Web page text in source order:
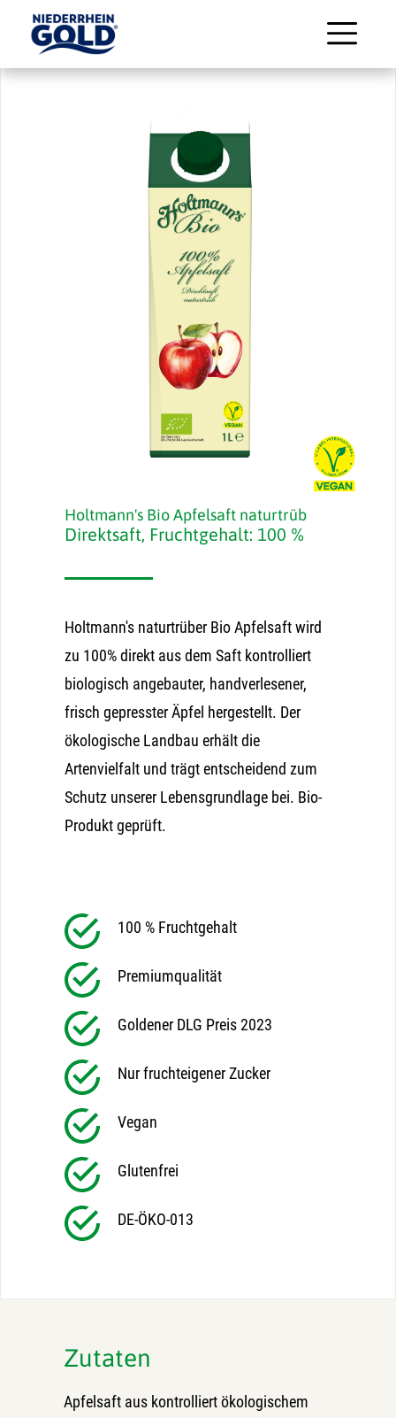
Holtmann's Bio Apfelsaft naturtrüb
Direktsaft, Fruchtgehalt: 100 %
Holtmann's naturtrüber Bio Apfelsaft wird
zu 100% direkt aus dem Saft kontrolliert
biologisch angebauter, handverlesener,
frisch gepresster Äpfel hergestellt. Der
ökologische Landbau erhält die
Artenvielfalt und trägt entscheidend zum
Schutz unserer Lebensgrundlage bei. Bio-
Produkt geprüft.
100 % Fruchtgehalt
Premiumqualität
Goldener DLG Preis 2023
Nur fruchteigener Zucker
Vegan
Glutenfrei
DE-ÖKO-013
Zutaten
Apfelsaft aus kontrolliert ökologischem